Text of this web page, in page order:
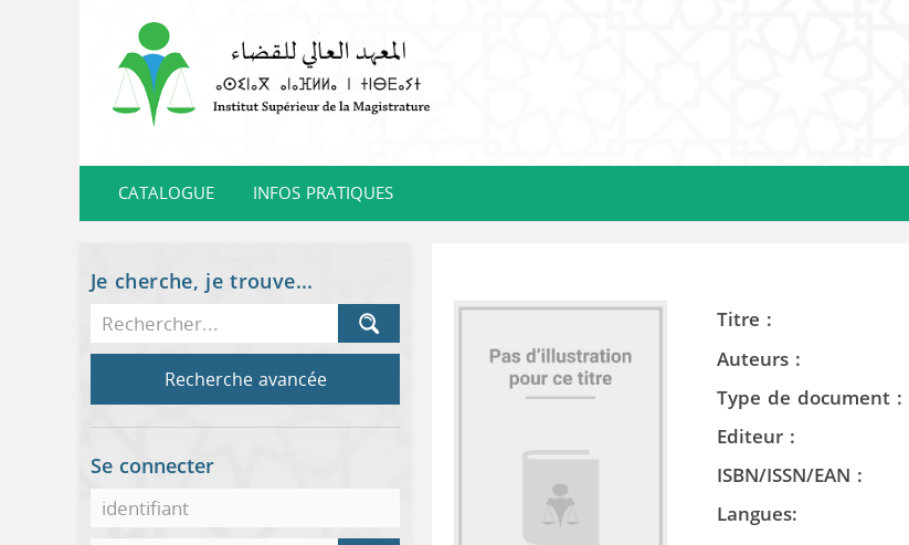
CATALOGUE INFOS PRATIQUES
Titre :
Auteurs :
Type de document :
Editeur :
ISBN/ISSN/EAN :
Langues:
Je cherche, je trouve...
Recherche avancée
Se connecter